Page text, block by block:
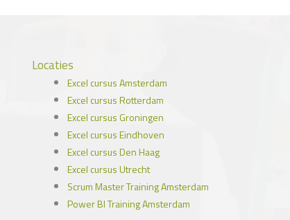
Locaties
Excel cursus Amsterdam
Excel cursus Rotterdam
Excel cursus Groningen
Excel cursus Eindhoven
Excel cursus Den Haag
Excel cursus Utrecht
Scrum Master Training Amsterdam
Power BI Training Amsterdam